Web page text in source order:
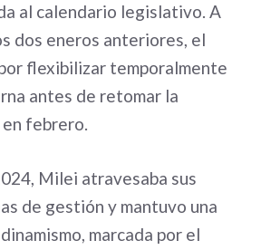
al calendario legislativo. A
dos eneros anteriores, el
flexibilizar temporalmente
antes de retomar la
febrero.
Milei atravesaba sus
de gestión y mantuvo una
marcada por el